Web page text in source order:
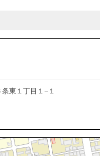
東１丁目１−１